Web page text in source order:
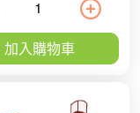
加入購物車